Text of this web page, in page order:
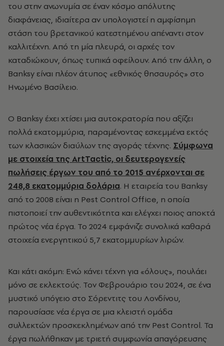
του στην ανωνυμία σε έναν κόσμο απόλυτης
διαφάνειας, ιδιαίτερα αν υπολογιστεί η αμφίσημη
στάση του βρετανικού κατεστημένου απέναντι στον
καλλιτέχνη. Από τη μία πλευρά, οι αρχές τον
καταδιώκουν, όπως τυπικά οφείλουν. Από την άλλη, ο
Banksy είναι πλέον άτυπος «εθνικός θησαυρός» στο
Ηνωμένο Βασίλειο.
Ο Banksy έχει χτίσει μια αυτοκρατορία που αξίζει
πολλά εκατομμύρια, παραμένοντας εσκεμμένα εκτός
των κλασικών διαύλων της αγοράς τέχνης. Σύμφωνα
με στοιχεία της ArtTactic, οι δευτερογενείς
πωλήσεις έργων του από το 2015 ανέρχονται σε
248,8 εκατομμύρια δολάρια. Η εταιρεία του Banksy
από το 2008 είναι η Pest Control Office, η οποία
πιστοποιεί την αυθεντικότητα και ελέγχει ποιος αποκτά
πρώτος νέα έργα. Το 2024 εμφάνιζε συνολικά καθαρά
στοιχεία ενεργητικού 5,7 εκατομμυρίων λιρών.
Και κάτι ακόμη: Ενώ κάνει τέχνη για «όλους», πουλάει
μόνο σε εκλεκτούς. Τον Φεβρουάριο του 2024, σε ένα
μυστικό υπόγειο στο Σόρεντιτς του Λονδίνου,
παρουσίασε νέα έργα σε μια κλειστή ομάδα
συλλεκτών προσκεκλημένων από την Pest Control. Τα
έργα πωλήθηκαν με τριετή συμφωνία απαγόρευσης